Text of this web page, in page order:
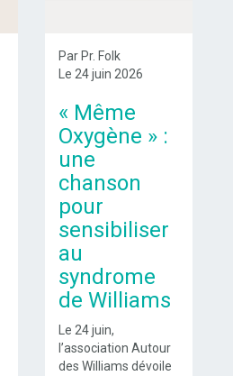
Par Pr. Folk
Le 24 juin 2026
« Même
Oxygène » :
une
chanson
pour
sensibiliser
au
syndrome
de Williams
Le 24 juin,
l’association Autour
des Williams dévoile